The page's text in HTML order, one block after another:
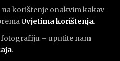
korištenje onakvim kakav
Uvjetima korištenja.
fotografiju – uputite nam
.